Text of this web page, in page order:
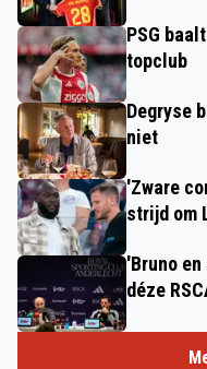
PSG
topclub
Degryse
niet
'Zware
strijd om
'Bruno
déze